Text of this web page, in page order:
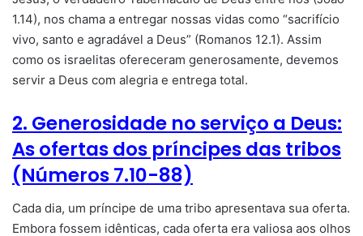
1.14), nos chama a entregar nossas vidas como “sacrifício
vivo, santo e agradável a Deus” (Romanos 12.1). Assim
como os israelitas ofereceram generosamente, devemos
servir a Deus com alegria e entrega total.
2. Generosidade no serviço a Deus:
As ofertas dos príncipes das tribos
(Números 7.10-88)
Cada dia, um príncipe de uma tribo apresentava sua oferta.
Embora fossem idênticas, cada oferta era valiosa aos olhos